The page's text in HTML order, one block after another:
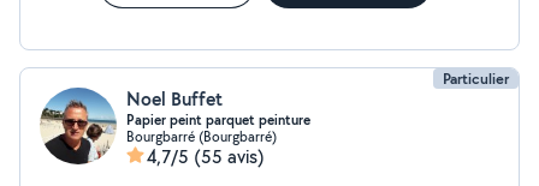
Particulier
Noel Buffet
Papier peint parquet peinture
Bourgbarré (Bourgbarré)
4,7/5 (55 avis)